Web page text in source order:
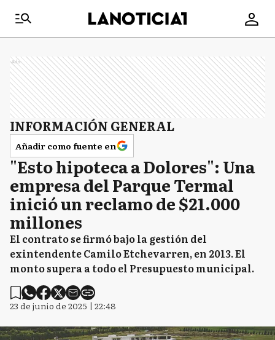
Ads
INFORMACIÓN GENERAL
Añadir como fuente en
"Esto hipoteca a Dolores": Una
empresa del Parque Termal
inició un reclamo de $21.000
millones
El contrato se firmó bajo la gestión del
exintendente Camilo Etchevarren, en 2013. El
monto supera a todo el Presupuesto municipal.
23 de junio de 2025 | 22:48